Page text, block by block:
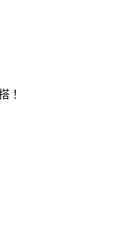
業銀行
行
行
業銀行
）商業銀行
行
行
業銀行
行
用卡公司
使用無須另外申請。
！